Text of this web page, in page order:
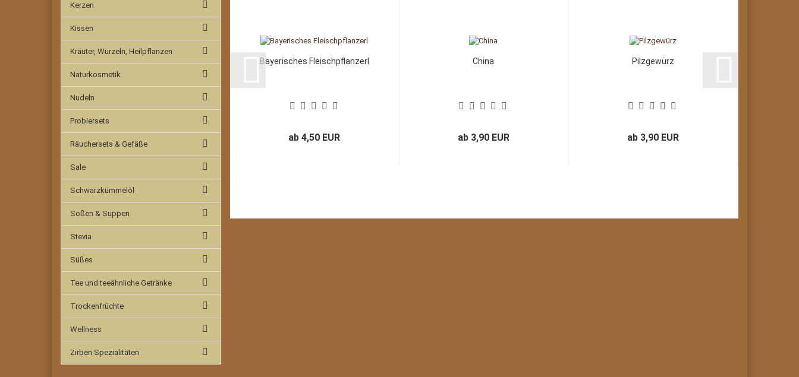
Bayerisches Fleischpflanzerl
ab 4,50 EUR
China
ab 3,90 EUR
Pilzgewürz
ab 3,90 EUR
Kerzen
Kissen
Kräuter, Wurzeln, Heilpflanzen
Naturkosmetik
Nudeln
Probiersets
Räuchersets & Gefäße
Sale
Schwarzkümmelöl
Soßen & Suppen
Stevia
Süßes
Tee und teeähnliche Getränke
Trockenfrüchte
Wellness
Zirben Spezialitäten